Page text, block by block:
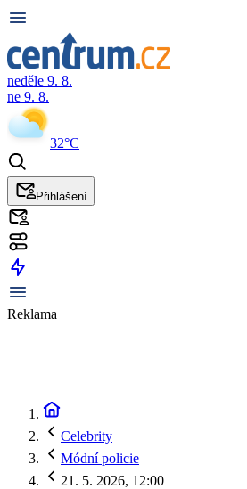
neděle 9. 8.
ne 9. 8.
32°C
Přihlášení
Reklama
Celebrity
Módní policie
21. 5. 2026, 12:00